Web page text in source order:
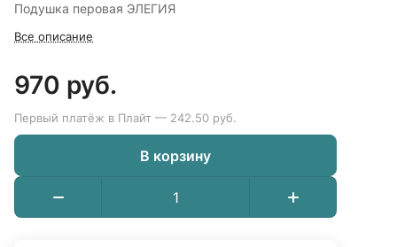
Подушка перовая ЭЛЕГИЯ
Все описание
970 руб.
Первый платёж в Плайт — 242.50 руб.
В корзину